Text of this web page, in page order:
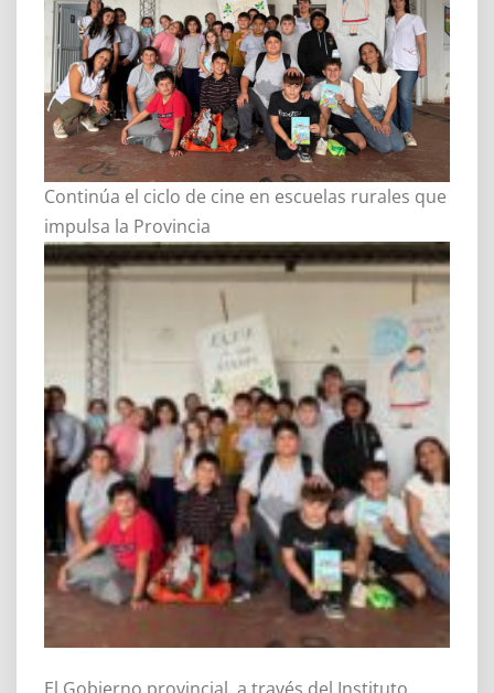
Continúa el ciclo de cine en escuelas rurales que
impulsa la Provincia